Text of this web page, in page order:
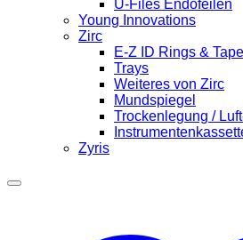
U-Files Endofeilen
Young Innovations
Zirc
E-Z ID Rings &
Trays
Weiteres von Zirc
Mundspiegel
Trockenlegung /
Zyris